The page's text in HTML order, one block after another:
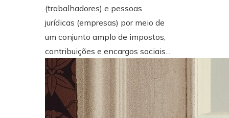
(trabalhadores) e pessoas
jurídicas (empresas) por meio de
um conjunto amplo de impostos,
contribuições e encargos sociais...